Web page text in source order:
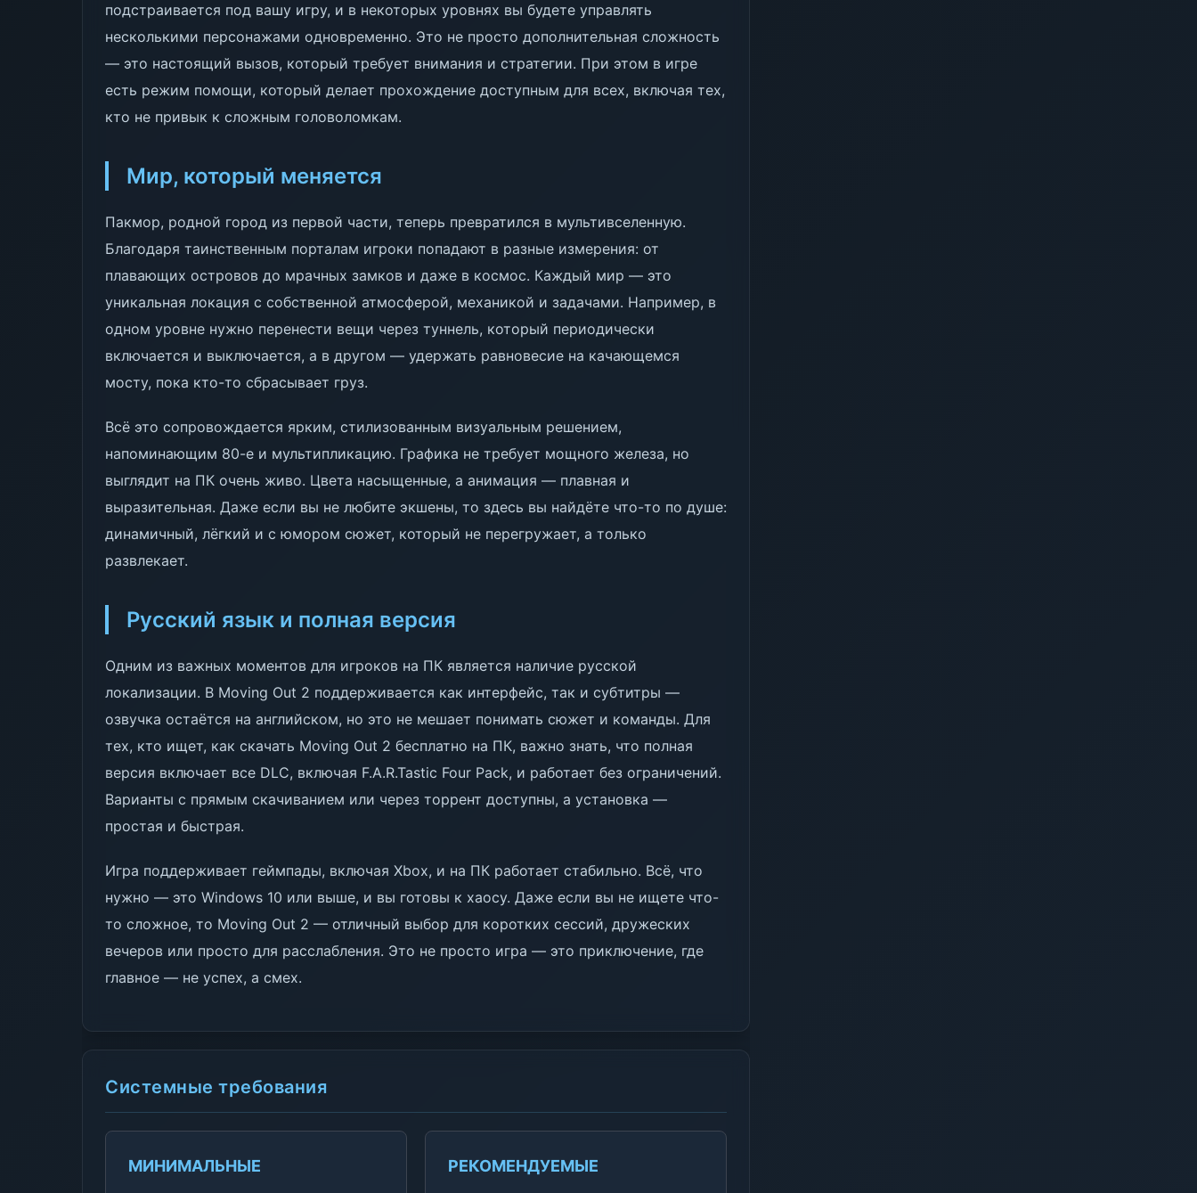
подстраивается под вашу игру, и в некоторых уровнях вы будете управлять
несколькими персонажами одновременно. Это не просто дополнительная сложность
— это настоящий вызов, который требует внимания и стратегии. При этом в игре
есть режим помощи, который делает прохождение доступным для всех, включая тех,
кто не привык к сложным головоломкам.
Мир, который меняется
Пакмор, родной город из первой части, теперь превратился в мультивселенную.
Благодаря таинственным порталам игроки попадают в разные измерения: от
плавающих островов до мрачных замков и даже в космос. Каждый мир — это
уникальная локация с собственной атмосферой, механикой и задачами. Например, в
одном уровне нужно перенести вещи через туннель, который периодически
включается и выключается, а в другом — удержать равновесие на качающемся
мосту, пока кто-то сбрасывает груз.
Всё это сопровождается ярким, стилизованным визуальным решением,
напоминающим 80-е и мультипликацию. Графика не требует мощного железа, но
выглядит на ПК очень живо. Цвета насыщенные, а анимация — плавная и
выразительная. Даже если вы не любите экшены, то здесь вы найдёте что-то по душе:
динамичный, лёгкий и с юмором сюжет, который не перегружает, а только
развлекает.
Русский язык и полная версия
Одним из важных моментов для игроков на ПК является наличие русской
локализации. В Moving Out 2 поддерживается как интерфейс, так и субтитры —
озвучка остаётся на английском, но это не мешает понимать сюжет и команды. Для
тех, кто ищет, как скачать Moving Out 2 бесплатно на ПК, важно знать, что полная
версия включает все DLC, включая F.A.R.Tastic Four Pack, и работает без ограничений.
Варианты с прямым скачиванием или через торрент доступны, а установка —
простая и быстрая.
Игра поддерживает геймпады, включая Xbox, и на ПК работает стабильно. Всё, что
нужно — это Windows 10 или выше, и вы готовы к хаосу. Даже если вы не ищете что-
то сложное, то Moving Out 2 — отличный выбор для коротких сессий, дружеских
вечеров или просто для расслабления. Это не просто игра — это приключение, где
главное — не успех, а смех.
Системные требования
МИНИМАЛЬНЫЕ РЕКОМЕНДУЕМЫЕ